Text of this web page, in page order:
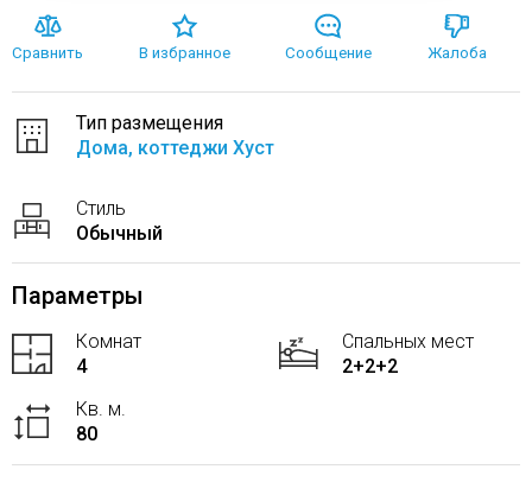
Сравнить В избранное Сообщение Жалоба
Тип размещения
Дома, коттеджи Хуст
Стиль
Обычный
Параметры
Комнат
4
Спальных мест
2+2+2
Кв. м.
80